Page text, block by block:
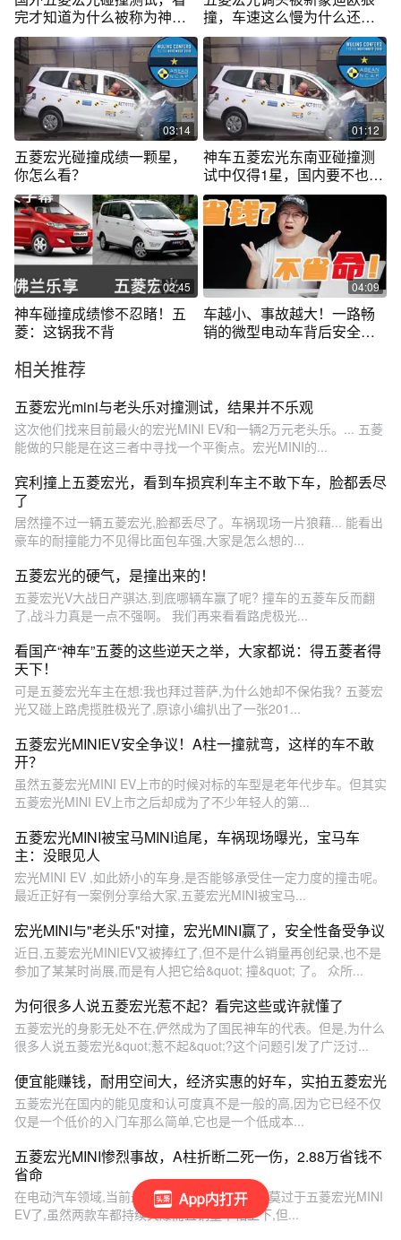
App内打开
完才知道为什么被称为神
车？
撞，车速这么慢为什么还能
撞！
03:14
五菱宏光碰撞成绩一颗星，
你怎么看？
01:12
神车五菱宏光东南亚碰撞测
试中仅得1星，国内要不也撞
一下？
02:45
神车碰撞成绩惨不忍睹！五
菱：这锅我不背
04:09
车越小、事故越大！一路畅
销的微型电动车背后安全问
相关推荐
五菱宏光mini与老头乐对撞测试，结果并不乐观
这次他们找来目前最火的宏光MINI EV和一辆2万元老头乐。... 五菱
能做的只能是在这三者中寻找一个平衡点。宏光MINI的...
宾利撞上五菱宏光，看到车损宾利车主不敢下车，脸都丢尽
了
居然撞不过一辆五菱宏光,脸都丢尽了。车祸现场一片狼藉... 能看出
豪车的耐撞能力不见得比面包车强,大家是怎么想的...
五菱宏光的硬气，是撞出来的！
五菱宏光V大战日产骐达,到底哪辆车赢了呢? 撞车的五菱车反而翻
了,战斗力真是一点不强啊。 我们再来看看路虎极光...
看国产“神车”五菱的这些逆天之举，大家都说：得五菱者得
天下！
可是五菱宏光车主在想:我也拜过菩萨,为什么她却不保佑我? 五菱宏
光又碰上路虎揽胜极光了,原谅小编扒出了一张201...
五菱宏光MINIEV安全争议！A柱一撞就弯，这样的车不敢
开？
虽然五菱宏光MINI EV上市的时候对标的车型是老年代步车。但其实
五菱宏光MINI EV上市之后却成为了不少年轻人的第...
五菱宏光MINI被宝马MINI追尾，车祸现场曝光，宝马车
主：没眼见人
宏光MINI EV ,如此娇小的车身,是否能够承受住一定力度的撞击呢。
最近正好有一案例分享给大家,五菱宏光MINI被宝马...
宏光MINI与"老头乐"对撞，宏光MINI赢了，安全性备受争议
近日,五菱宏光MINIEV又被捧红了,但不是什么销量再创纪录,也不是
参加了某某时尚展,而是有人把它给&quot; 撞&quot; 了。 众所...
为何很多人说五菱宏光惹不起？看完这些或许就懂了
五菱宏光的身影无处不在,俨然成为了国民神车的代表。但是,为什么
很多人说五菱宏光&quot;惹不起&quot;?这个问题引发了广泛讨...
便宜能赚钱，耐用空间大，经济实惠的好车，实拍五菱宏光
五菱宏光在国内的能见度和认可度真不是一般的高,因为它已经不仅
仅是一个低价的入门车那么简单,它也是一个低成本...
五菱宏光MINI惨烈事故，A柱折断二死一伤，2.88万省钱不
省命
在电动汽车领域,当前最火的车型除了特斯拉外莫过于五菱宏光MINI
EV了,虽然两款车都持续火爆而且销量不相上下,但...